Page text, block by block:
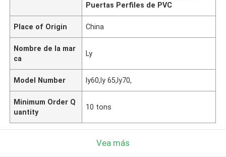
Puertas Perfiles de PVC
Place of Origin China
Nombre de la mar
ca
Ly
Model Number ly60,ly 65,ly70,
Minimum Order Q
uantity
10 tons
Vea más